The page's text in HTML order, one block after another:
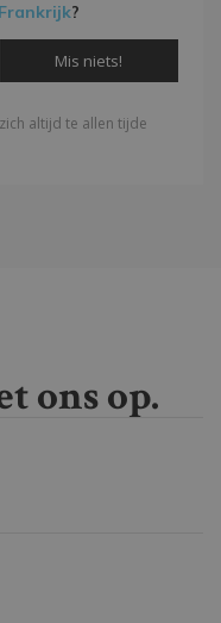
Frankrijk?
ons op.